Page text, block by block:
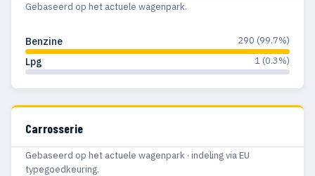
Gebaseerd op het actuele wagenpark.
Benzine 290 (99.7%)
Lpg 1 (0.3%)
Carrosserie
Gebaseerd op het actuele wagenpark · indeling via EU
typegoedkeuring.